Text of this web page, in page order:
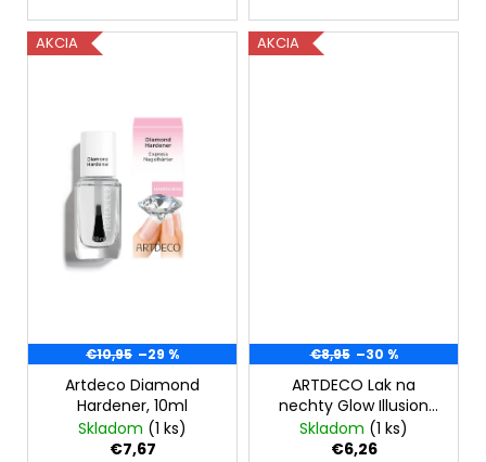
AKCIA
€10,95 –29 %
Artdeco Diamond
Hardener, 10ml
Skladom (1 ks)
€7,67
AKCIA
€8,95 –30 %
ARTDECO Lak na
nechty Glow Illusion
102 ružová poleva, 10
ml
Skladom (1 ks)
€6,26
KAPSÚL
€26,90
Pôvodne: